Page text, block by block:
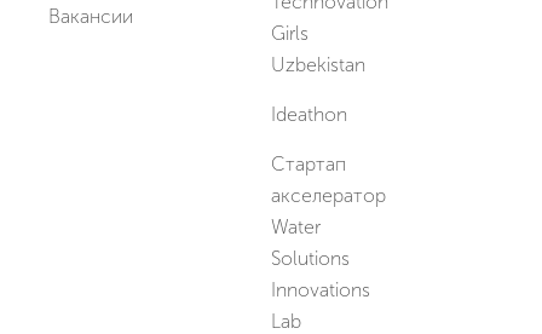
Вакансии
Girls
Uzbekistan
Ideathon
Стартап
акселератор
Water
Solutions
Innovations
Lab